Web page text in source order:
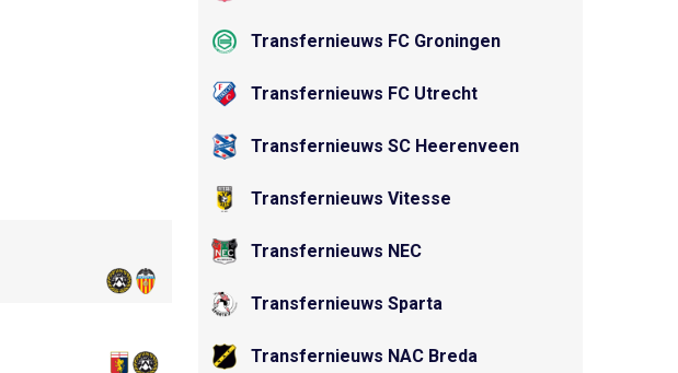
Transfernieuws FC Groningen
Transfernieuws FC Utrecht
Transfernieuws SC Heerenveen
Transfernieuws Vitesse
Transfernieuws NEC
Transfernieuws Sparta
Transfernieuws NAC Breda